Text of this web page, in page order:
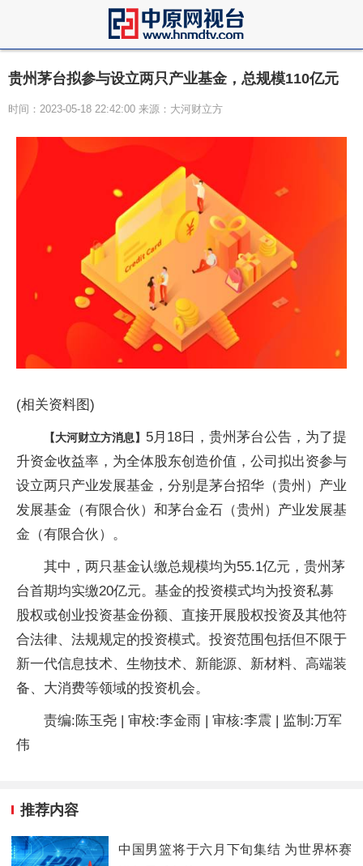
贵州茅台拟参与设立两只产业基金，总规模110亿元
时间：2023-05-18 22:42:00 来源：大河财立方
(相关资料图)
【大河财立方消息】 5月18日，贵州茅台公告，为了提
升资金收益率，为全体股东创造价值，公司拟出资参与
设立两只产业发展基金，分别是茅台招华（贵州）产业
发展基金（有限合伙）和茅台金石（贵州）产业发展基
金（有限合伙）。
其中，两只基金认缴总规模均为55.1亿元，贵州茅
台首期均实缴20亿元。基金的投资模式均为投资私募
股权或创业投资基金份额、直接开展股权投资及其他符
合法律、法规规定的投资模式。投资范围包括但不限于
新一代信息技术、生物技术、新能源、新材料、高端装
备、大消费等领域的投资机会。
责编:陈玉尧 | 审校:李金雨 | 审核:李震 | 监制:万军
伟
推荐内容
中国男篮将于六月下旬集结 为世界杯赛